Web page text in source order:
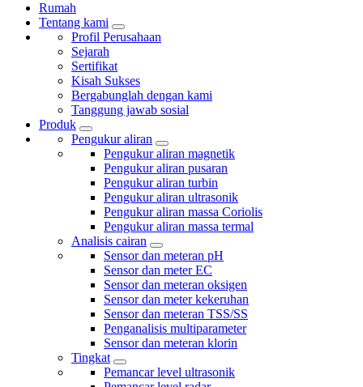
Rumah
Tentang kami
Profil Perusahaan
Sejarah
Sertifikat
Kisah Sukses
Bergabunglah dengan kami
Tanggung jawab sosial
Produk
Pengukur aliran
Pengukur aliran magnetik
Pengukur aliran pusaran
Pengukur aliran turbin
Pengukur aliran ultrasonik
Pengukur aliran massa Coriolis
Pengukur aliran massa termal
Analisis cairan
Sensor dan meteran pH
Sensor dan meter EC
Sensor dan meteran oksigen
Sensor dan meter kekeruhan
Sensor dan meteran TSS/SS
Penganalisis multiparameter
Sensor dan meteran klorin
Tingkat
Pemancar level ultrasonik